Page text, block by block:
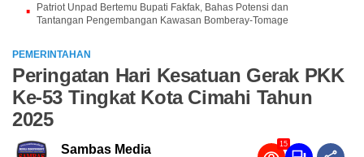
Patriot Unpad Bertemu Bupati Fakfak, Bahas Potensi dan
Tantangan Pengembangan Kawasan Bomberay-Tomage
PEMERINTAHAN
Peringatan Hari Kesatuan Gerak PKK
Ke-53 Tingkat Kota Cimahi Tahun
2025
Sambas Media 15